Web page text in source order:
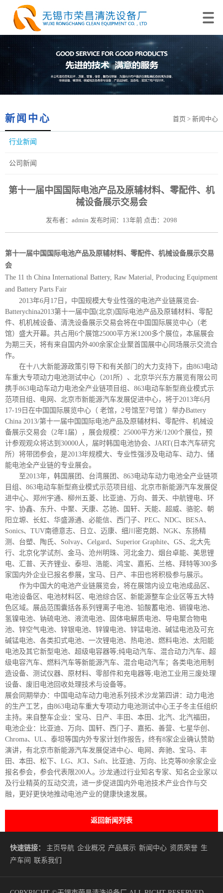
新闻中心 首页 > 新闻中心
行业新闻
公司新闻
第十一届中国国际电池产品及原辅材料、零配件、机
械设备展示交易会
发布者：admin 发布时间：13年前 点击：2098
第十一届中国国际电池产品及原辅材料、零配件、机械设备展示交易
会
The 11 th China International Battery, Raw Material, Producing Equipment
and Battery Parts Fair
2013年6月17日，中国规模大专业性强的电池产业链展览会-
Batterychina2013第十一届中国(北京)国际电池产品及原辅材料、零配
件、机机械设备、清洗设备展示交易会将在中国国际展览中心（老
馆）盛大开幕。共占用6个展馆25000平方米1200多个展位，本届展会
为期三天，将有来自国内外400余家企业聚首国展中心同场展示交流合
作。
在十八大新能源政策引导下和有关部门的大力支持下，由863电动
车重大专项动力电池测试中心（201所）、北京华兴东方展览有限公司
携手863电动车动力电池全产业链项目组、863电动车新型商业模式示
范项目组、电网、北京市新能源汽车发展促进中心，将于2013年6月
17-19日在中国国际展览中心（ 老馆，2号馆至7号馆 ）举办Battery
China 2013/第十一届中国国际电池产品及原辅材料、零配件、机械设
备展示交易会（2年1届），展会规模：25000平方米/1200个展位，预
计参观观众将达到30000人，届时韩国电池协会、JART(日本汽车研究
所）将带团参会，是2013年规模大、专业性强涉及电动车、动力、储
能电池全产业链的专业展会。
至2013年，韩国展团、台湾展团、863电动车动力电池全产业链项
目组、863电动车新型商业模式示范项目组、北京市新能源汽车发展促
进中心、郑州宇通、柳州五菱、比亚迪、万向、普天、中航锂电、环
宇、协鑫、东升、中聚、天康、芯驰、国轩、天能、超威、骆驼、朝
阳立塬、长虹、华盛源通、必能信、西门子、PEC、NDC、BESA、
Sonics、TUV南德意志、日立、迈康、细川密克朗、NGK、东扬精
测、台塑、陶氏、Solvay、Celgard、Superior Graphite、GS、北大先
行、北京化学试剂、金马、沧州明珠、河北金力、烟台卓能、美思锂
电、汇普、天齐锂业、泰坦、浩能、鸿宝、嘉拓、兰格、拜特等300多
家国内外企业已报名参展，宝马、日产、丰田也将积极参与展示。
作为中国大的电池产业链展览会，将在展馆内设立电池成品区、
电池设备区、电池材料区、电池综合区、新能源整车企业区等五大特
色区域。展品范围囊括各系列锂离子电池、铅酸蓄电池、镉镍电池、
氢镍电池、钠硫电池、液流电池、固体电解质电池、导电聚合物电
池、锌空气电池、锌银电池、锌镍电池、锌锰电池、碱锰电池及可充
碱锰电池、各类扣式电池、一次锂电池、热电池、燃料电池、太阳能
电池及其它新型电池、超级电容器等;纯电动汽车、混合动力汽车、超
级电容汽车、燃料汽车等新能源汽车、混合电动汽车；各类电池用制
造设备、测试仪器、原材料、零部件和充电器等;电池工业用三废处理
设备、废旧电池回收处理技术与设备等。
展会同期举办：中国电动车动力电池系列技术沙龙第四讲：动力电池
的生产工艺，由863电动车重大专项动力电池测试中心王子冬主任组织
主持。来自整车企业：宝马、日产、丰田、本田、北汽、北汽福田，
电池企业：比亚迪、万向、国轩、西门子、嘉拓、善营、七星华创、
Chroma、UL、泰坦等国内外专家计划作报告，终有8家企业确认赞助
演讲，有北京市新能源汽车发展促进中心、电网、奔驰、宝马、丰
田、本田、松下、LG、JCI、Saft、比亚迪、万向、比克等80余家企业
报名参会，参会代表限200人。沙龙通过行业知名专家、知名企业家以
及行业精英的互动交流，进一步促进国内外电池技术产业合作与交
融，更好更快地推动电池产业的健康快速发展。
返回新闻列表
快速链接： 主页导航 企业概况 产品展示 新闻中心 资质荣誉 生
产车间
联系我们